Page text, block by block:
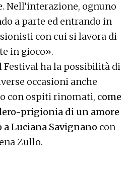
Nell’interazione, ognuno
a parte ed entrando in
con cui si lavora di
in gioco».
Festival ha la possibilità di
occasioni anche
con ospiti rinomati, come
prigionia di un amore
a Luciana Savignano con
Zullo.